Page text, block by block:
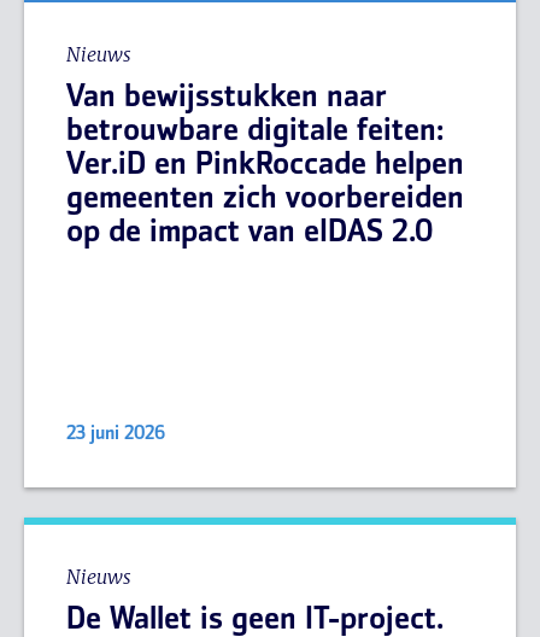
Nieuws
Van bewijsstukken naar
betrouwbare digitale feiten:
Ver.iD en PinkRoccade helpen
gemeenten zich voorbereiden
op de impact van eIDAS 2.0
23 juni 2026
Nieuws
De Wallet is geen IT-project.